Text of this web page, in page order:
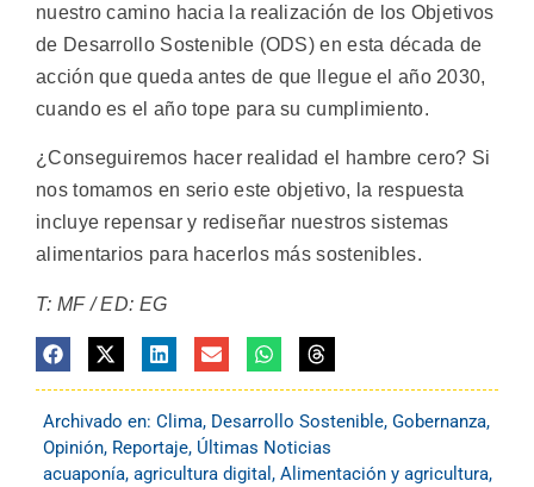
nuestro camino hacia la realización de los Objetivos
de Desarrollo Sostenible (ODS) en esta década de
acción que queda antes de que llegue el año 2030,
cuando es el año tope para su cumplimiento.
¿Conseguiremos hacer realidad el hambre cero? Si
nos tomamos en serio este objetivo, la respuesta
incluye repensar y rediseñar nuestros sistemas
alimentarios para hacerlos más sostenibles.
T: MF / ED: EG
Archivado en: Clima, Desarrollo Sostenible, Gobernanza,
Opinión, Reportaje, Últimas Noticias
acuaponía, agricultura digital , Alimentación y agricultura,